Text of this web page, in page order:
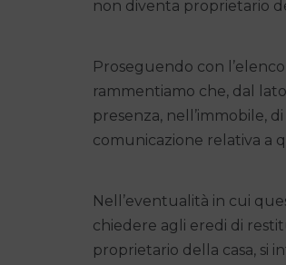
non diventa proprietario
Proseguendo con
rammentiamo che, dal
presenza, nell’immobile,
comunicazione relativa a
Nell’eventualità in cui
chiedere agli eredi di
proprietario della casa, si